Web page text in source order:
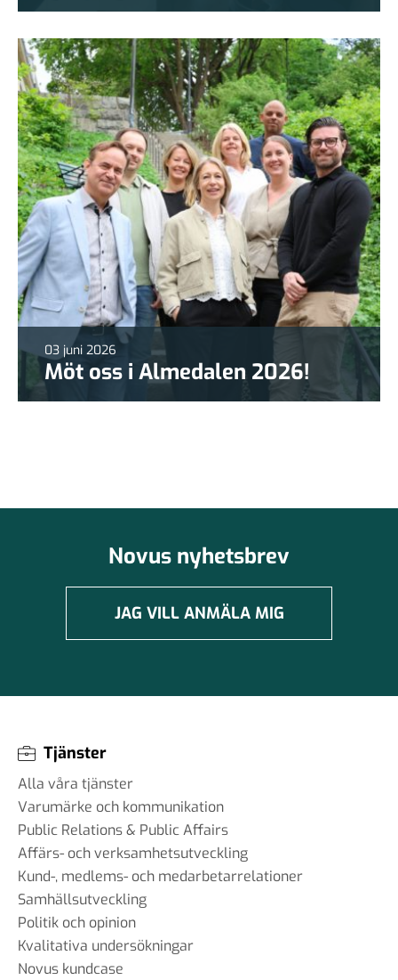
03 juni 2026
Möt oss i Almedalen 2026!
Novus nyhetsbrev
JAG VILL ANMÄLA MIG
Tjänster
Alla våra tjänster
Varumärke och kommunikation
Public Relations & Public Affairs
Affärs- och verksamhetsutveckling
Kund-, medlems- och medarbetarrelationer
Samhällsutveckling
Politik och opinion
Kvalitativa undersökningar
Novus kundcase